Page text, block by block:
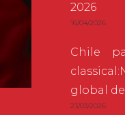
2026
16/04/2026
Chile
global
23/03/2026